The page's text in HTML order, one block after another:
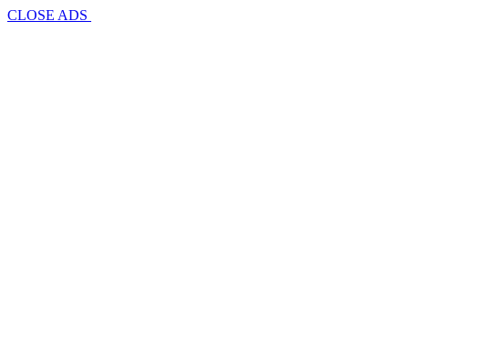
CLOSE ADS